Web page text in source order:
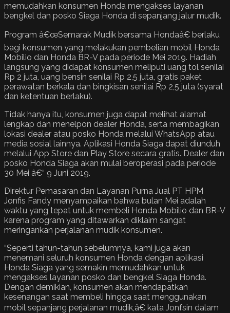
memudahkan konsumen Honda mengakses layanan
bengkel dan posko Siaga Honda di sepanjang jalur mudik.
Program â€œSemarak Mudik bersama Hondaâ€ berlaku
bagi konsumen yang melakukan pembelian mobil Honda
Mobilio dan Honda BR-V pada periode Mei 2019. Hadiah
langsung yang didapat konsumen meliputi uang tol senilai
Rp 2 juta, uang bensin senilai Rp 2,5 juta, gratis paket
perawatan berkala dan bingkisan senilai Rp 2,5 juta (syarat
dan ketentuan berlaku).
Tidak hanya itu, konsumen juga dapat melihat alamat
lengkap dan menelpon dealer Honda, serta membagikan
lokasi dealer atau posko Honda melalui WhatsApp atau
media sosial lainnya. Aplikasi Honda Siaga dapat diunduh
melalui App Store dan Play Store secara gratis. Dealer dan
posko Honda Siaga akan mulai beroperasi pada periode
30 Mei â€“ 9 Juni 2019.
Direktur Pemasaran dan Layanan Purna Jual PT HPM
Jonfis Fandy menyampaikan bahwa bulan Mei adalah
waktu yang tepat untuk membeli Honda Mobilio dan BR-V
karena program yang ditawarkan diklaim sangat
meringankan perjalanan mudik konsumen.
“Seperti tahun-tahun sebelumnya, kami juga akan
menemani seluruh konsumen Honda dengan aplikasi
Honda Siaga yang semakin memudahkan untuk
mengakses layanan posko dan bengkel Siaga Honda.
Dengan demikian, konsumen akan mendapatkan
kesenangan saat membeli hingga saat menggunakan
mobil sepanjang perjalanan mudik,â€ kata Jonfsin dalam